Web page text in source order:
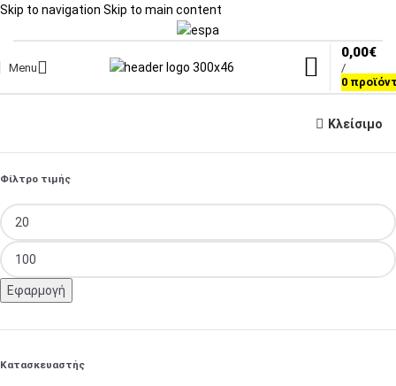
Skip to navigation Skip to main content
Menu
0
/
0,00€
Κλείσιμο
Φίλτρο τιμής
Εφαρμογή
Κατασκευαστής